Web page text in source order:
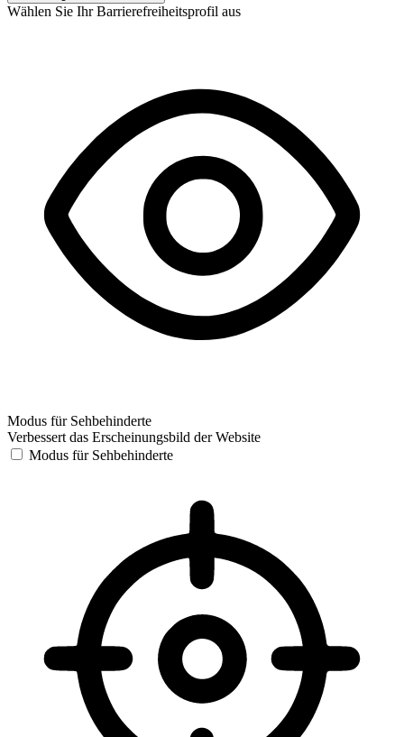
Wählen Sie Ihr Barrierefreiheitsprofil aus
Modus für Sehbehinderte
Verbessert das Erscheinungsbild der Website
Modus für Sehbehinderte